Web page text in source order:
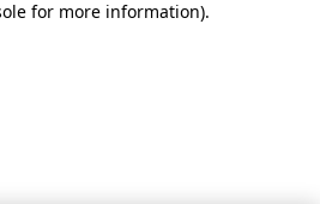
for more information).